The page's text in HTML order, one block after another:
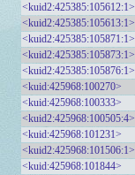
<kuid2:425385:105612:1>
<kuid2:425385:105613:1>
<kuid2:425385:105871:1>
<kuid2:425385:105873:1>
<kuid2:425385:105876:1>
<kuid:425968:100270>
<kuid:425968:100333>
<kuid2:425968:100505:4>
<kuid:425968:101231>
<kuid2:425968:101506:1>
<kuid:425968:101844>